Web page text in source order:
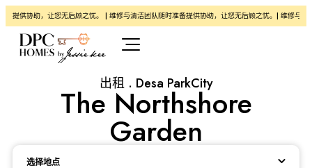
提供协助，让您无后顾之忧。 | 维修与清洁团队随时准备提供协助，让您无后顾之忧。| 维修与清
出租 . Desa ParkCity
The Northshore
Garden
Location
选择地点